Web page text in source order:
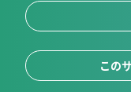
この